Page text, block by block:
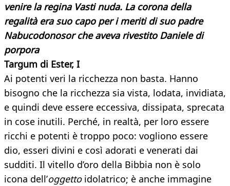
venire la regina Vasti nuda. La corona della
regalità era suo capo per i meriti di suo padre
Nabucodonosor che aveva rivestito Daniele di
porpora
Targum di Ester, I
Ai potenti veri la ricchezza non basta. Hanno
bisogno che la ricchezza sia vista, lodata, invidiata,
e quindi deve essere eccessiva, dissipata, sprecata
in cose inutili. Perché, in realtà, per loro essere
ricchi e potenti è troppo poco: vogliono essere
dio, esseri divini e così adorati e venerati dai
sudditi. Il vitello d’oro della Bibbia non è solo
icona dell’oggettoidolatrico; è anche immagine